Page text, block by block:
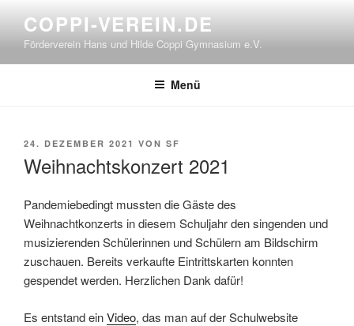
Inhalt
springen
COPPI-VEREIN.DE
Förderverein Hans und Hilde Coppi Gymnasium e.V.
Menü
VERÖFFENTLICHT
24. DEZEMBER 2021 VON SF
Weihnachtskonzert 2021
Pandemiebedingt mussten die Gäste des
Weihnachtkonzerts in diesem Schuljahr den singenden und
musizierenden Schülerinnen und Schülern am Bildschirm
zuschauen. Bereits verkaufte Eintrittskarten konnten
gespendet werden. Herzlichen Dank dafür!
Es entstand einVideo, das man auf der Schulwebsite